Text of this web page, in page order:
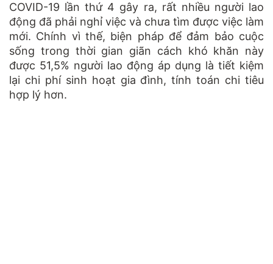
COVID-19 lần thứ 4 gây ra, rất nhiều người lao
động đã phải nghỉ việc và chưa tìm được việc làm
mới. Chính vì thế, biện pháp để đảm bảo cuộc
sống trong thời gian giãn cách khó khăn này
được 51,5% người lao động áp dụng là tiết kiệm
lại chi phí sinh hoạt gia đình, tính toán chi tiêu
hợp lý hơn.